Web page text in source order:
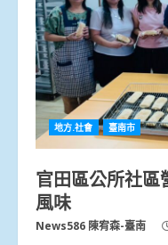
地方.社會 臺南市
官田區公所社區
風味
News586 陳宥森-臺南